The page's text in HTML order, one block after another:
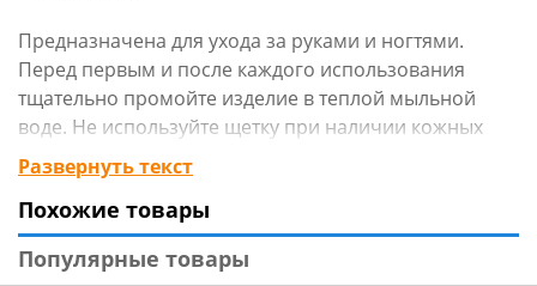
Предназначена для ухода за руками и ногтями.
Перед первым и после каждого использования
тщательно промойте изделие в теплой мыльной
воде. Не используйте щетку при наличии кожных
заболеваний.
Изготовлено: колодка из дерева (бук), пропитанного
воском, ворс из синтетической щетины
(полипропилен).
Размер 7,5х3,6х5см.
Развернуть текст
Похожие товары
Популярные товары